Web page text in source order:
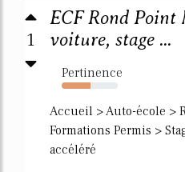
1
ECF Rond Point
voiture, stage ...
Pertinence
52%
Accueil > Auto-école >
Formations Permis >
accéléré